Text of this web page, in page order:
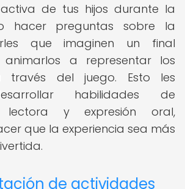
de tus hijos durante la
hacer preguntas sobre la
que imaginen un final
a representar los
través del juego. Esto les
habilidades de
lectora y expresión oral,
que la experiencia sea más
de actividades